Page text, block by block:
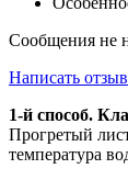
Сообщения не
Написать отзыв
1-й способ.
Прогретый
температура